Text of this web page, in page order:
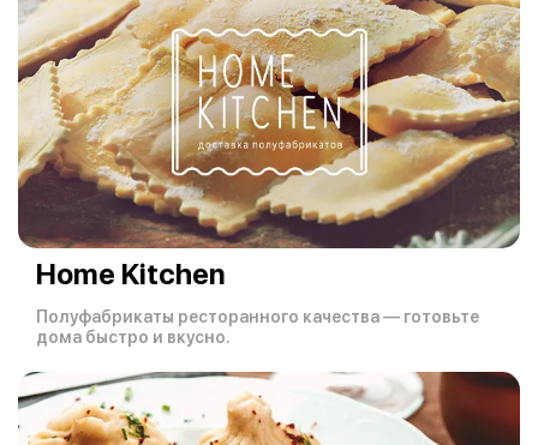
Home Kitchen
Полуфабрикаты ресторанного качества — готовьте
дома быстро и вкусно.